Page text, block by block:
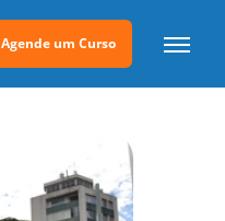
Agende um Curso